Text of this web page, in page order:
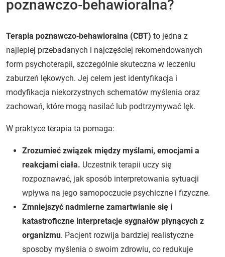
poznawczo‑behawioralna?
Terapia poznawczo‑behawioralna (CBT) to jedna z
najlepiej przebadanych i najczęściej rekomendowanych
form psychoterapii, szczególnie skuteczna w leczeniu
zaburzeń lękowych. Jej celem jest identyfikacja i
modyfikacja niekorzystnych schematów myślenia oraz
zachowań, które mogą nasilać lub podtrzymywać lęk.
W praktyce terapia ta pomaga:
Zrozumieć związek między myślami, emocjami a
reakcjami ciała. Uczestnik terapii uczy się
rozpoznawać, jak sposób interpretowania sytuacji
wpływa na jego samopoczucie psychiczne i fizyczne.
Zmniejszyć nadmierne zamartwianie się i
katastroficzne interpretacje sygnałów płynących z
organizmu. Pacjent rozwija bardziej realistyczne
sposoby myślenia o swoim zdrowiu, co redukuje